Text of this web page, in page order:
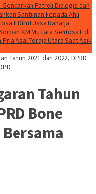
Patroli Dialogis dan
Santunan kepada Ahli
II Dirut Jasa Raharja
KM Mutiara Sentosa II di
Asal Toraja Utara Saat Asik
Tahun 2021 dan 2022, DPRD
Tahun
Bone